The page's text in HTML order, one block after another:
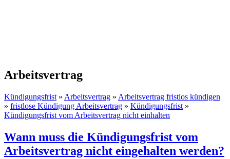
Arbeitsvertrag
Kündigungsfrist » Arbeitsvertrag » Arbeitsvertrag fristlos kündigen
» fristlose Kündigung Arbeitsvertrag » Kündigungsfrist »
Kündigungsfrist vom Arbeitsvertrag nicht einhalten
Wann muss die Kündigungsfrist vom
Arbeitsvertrag nicht eingehalten werden?